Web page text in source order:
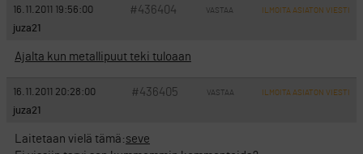
16.11.2011 19:56:00 #436404 VASTAA ILMOITA ASIATON VIESTI
juza21
Ajalta kun metallipuut teki tuloaan
16.11.2011 20:28:00 #436405 VASTAA ILMOITA ASIATON VIESTI
juza21
Laitetaan vielä tämä: seve